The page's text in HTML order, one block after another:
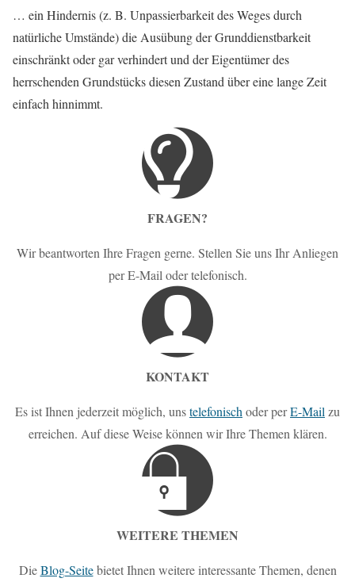
… ein Hindernis (z. B. Unpassierbarkeit des Weges durch
natürliche Umstände) die Ausübung der Grunddienstbarkeit
einschränkt oder gar verhindert und der Eigentümer des
herrschenden Grundstücks diesen Zustand über eine lange Zeit
einfach hinnimmt.
FRAGEN?
Wir beantworten Ihre Fragen gerne. Stellen Sie uns Ihr Anliegen
per E-Mail oder telefonisch.
KONTAKT
Es ist Ihnen jederzeit möglich, unstelefonisch oder perE-Mail zu
erreichen. Auf diese Weise können wir Ihre Themen klären.
WEITERE THEMEN
DieBlog-Seite bietet Ihnen weitere interessante Themen, denen